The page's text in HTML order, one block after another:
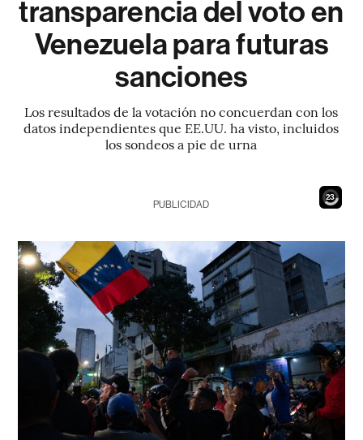
transparencia del voto en
Venezuela para futuras
sanciones
Los resultados de la votación no concuerdan con los
datos independientes que EE.UU. ha visto, incluidos
los sondeos a pie de urna
21
PUBLICIDAD